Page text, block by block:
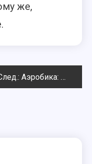
же,
Аэробика: польза для организма